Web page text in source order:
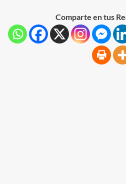
Comparte en tus